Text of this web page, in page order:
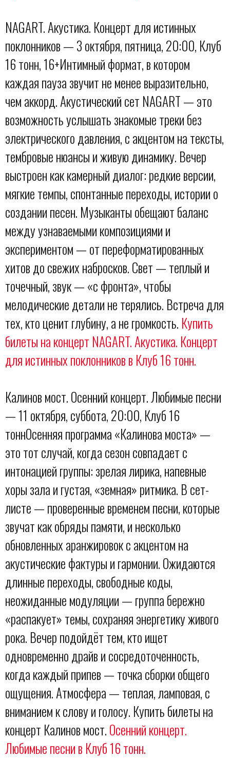
NAGART. Акустика. Концерт для истинных
поклонников — 3 октября, пятница, 20:00, Клуб
16 тонн, 16+Интимный формат, в котором
каждая пауза звучит не менее выразительно,
чем аккорд. Акустический сет NAGART — это
возможность услышать знакомые треки без
электрического давления, с акцентом на тексты,
тембровые нюансы и живую динамику. Вечер
выстроен как камерный диалог: редкие версии,
мягкие темпы, спонтанные переходы, истории о
создании песен. Музыканты обещают баланс
между узнаваемыми композициями и
экспериментом — от переформатированных
хитов до свежих набросков. Свет — теплый и
точечный, звук — «с фронта», чтобы
мелодические детали не терялись. Встреча для
тех, кто ценит глубину, а не громкость. Купить
билеты на концерт NAGART. Акустика. Концерт
для истинных поклонников в Клуб 16 тонн.
Калинов мост. Осенний концерт. Любимые песни
— 11 октября, суббота, 20:00, Клуб 16
тоннОсенняя программа «Калинова моста» —
это тот случай, когда сезон совпадает с
интонацией группы: зрелая лирика, напевные
хоры зала и густая, «земная» ритмика. В сет-
листе — проверенные временем песни, которые
звучат как обряды памяти, и несколько
обновленных аранжировок с акцентом на
акустические фактуры и гармонии. Ожидаются
длинные переходы, свободные коды,
неожиданные модуляции — группа бережно
«распакует» темы, сохраняя энергетику живого
рока. Вечер подойдёт тем, кто ищет
одновременно драйв и сосредоточенность,
когда каждый припев — точка сборки общего
ощущения. Атмосфера — теплая, ламповая, с
вниманием к слову и голосу. Купить билеты на
концерт Калинов мост.Осенний концерт.
Любимые песни в Клуб 16 тонн.